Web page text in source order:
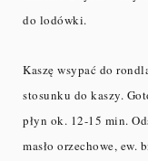
do lodówki.
Kaszę wsypać do
stosunku do kaszy.
płyn ok. 12-15 min.
masło orzechowe, ew.